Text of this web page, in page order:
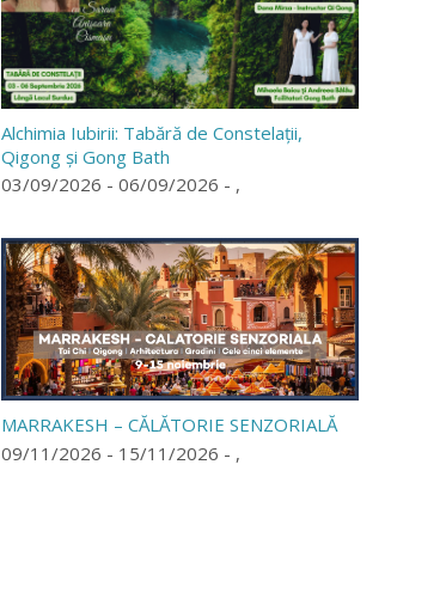
Alchimia Iubirii: Tabără de Constelații,
Qigong și Gong Bath
03/09/2026 - 06/09/2026 - ,
MARRAKESH – CĂLĂTORIE SENZORIALĂ
09/11/2026 - 15/11/2026 - ,